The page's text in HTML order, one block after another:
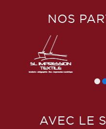
NOS
AVEC LE